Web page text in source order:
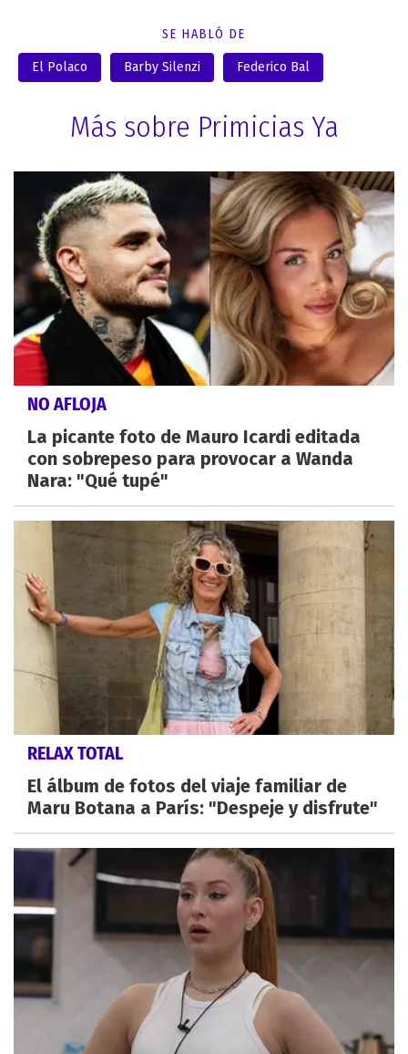
SE HABLÓ DE
El Polaco Barby Silenzi Federico Bal
Más sobre Primicias Ya
NO AFLOJA
La picante foto de Mauro Icardi editada
con sobrepeso para provocar a Wanda
Nara: "Qué tupé"
RELAX TOTAL
El álbum de fotos del viaje familiar de
Maru Botana a París: "Despeje y disfrute"